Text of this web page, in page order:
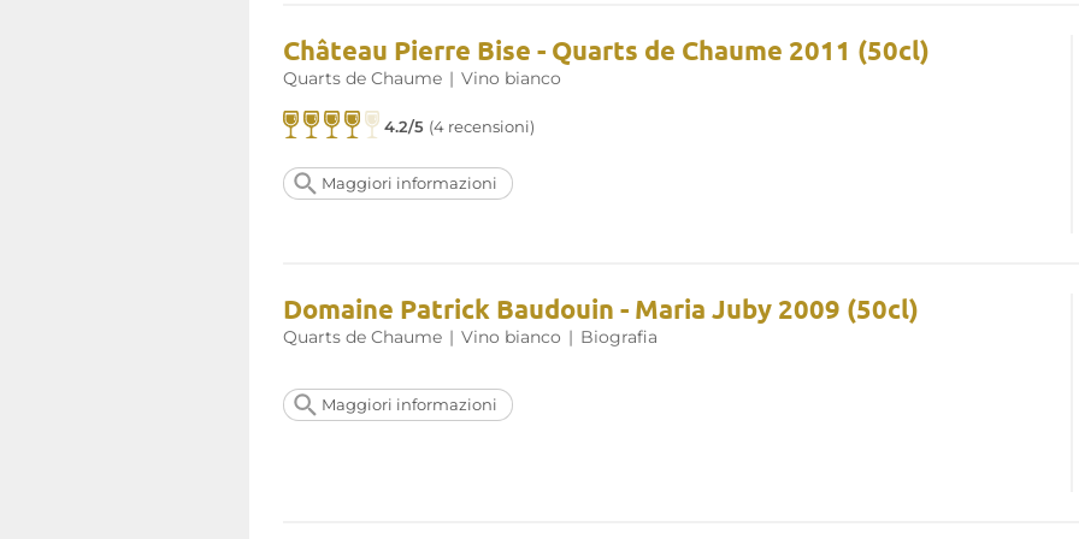
Château Pierre Bise - Quarts de Chaume 2011 (50cl)
Quarts de Chaume | Vino bianco
4.2/5 (4 recensioni)
Maggiori informazioni
Domaine Patrick Baudouin - Maria Juby 2009 (50cl)
Quarts de Chaume | Vino bianco | Biografia
Maggiori informazioni